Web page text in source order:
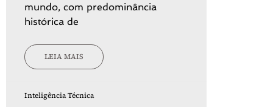
mundo, com predominância
histórica de
LEIA MAIS
Inteligência Técnica